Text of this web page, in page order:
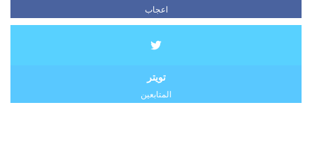
اعجاب
تويتر
المتابعين